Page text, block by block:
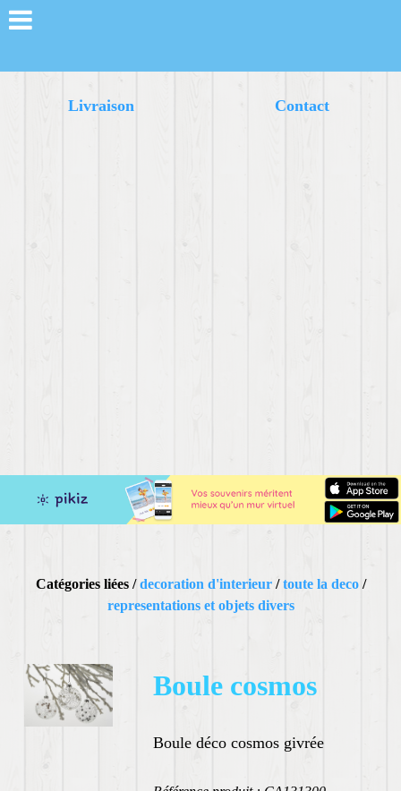
Livraison Contact
Catégories liées /decoration d'interieur/toute la deco/
representations et objets divers
Boule cosmos
Boule déco cosmos givrée